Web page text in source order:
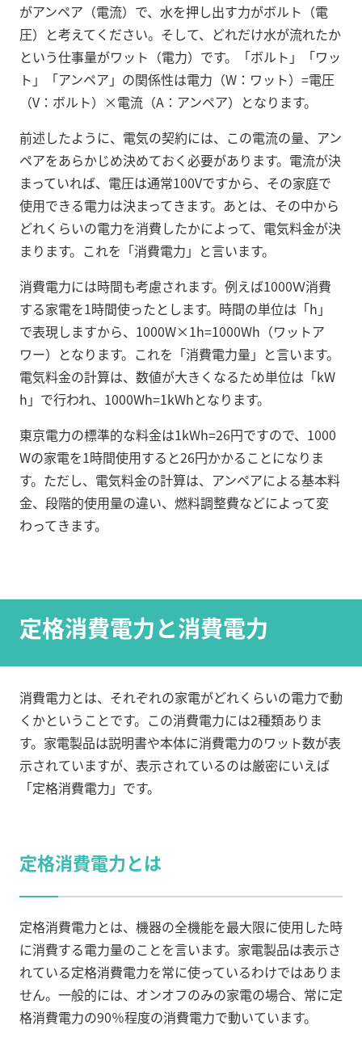
がアンペア（電流）で、水を押し出す力がボルト（電
圧）と考えてください。そして、どれだけ水が流れたか
という仕事量がワット（電力）です。「ボルト」「ワッ
ト」「アンペア」の関係性は電力（W：ワット）=電圧
（V：ボルト）×電流（A：アンペア）となります。
前述したように、電気の契約には、この電流の量、アン
ペアをあらかじめ決めておく必要があります。電流が決
まっていれば、電圧は通常100Vですから、その家庭で
使用できる電力は決まってきます。あとは、その中から
どれくらいの電力を消費したかによって、電気料金が決
まります。これを「消費電力」と言います。
消費電力には時間も考慮されます。例えば1000Ｗ消費
する家電を1時間使ったとします。時間の単位は「h」
で表現しますから、1000W×1h=1000Wh（ワットア
ワー）となります。これを「消費電力量」と言います。
電気料金の計算は、数値が大きくなるため単位は「kW
h」で行われ、1000Wh=1kWhとなります。
東京電力の標準的な料金は1kWh=26円ですので、1000
Wの家電を1時間使用すると26円かかることになりま
す。ただし、電気料金の計算は、アンペアによる基本料
金、段階的使用量の違い、燃料調整費などによって変
わってきます。
定格消費電力と消費電力
消費電力とは、それぞれの家電がどれくらいの電力で動
くかということです。この消費電力には2種類ありま
す。家電製品は説明書や本体に消費電力のワット数が表
示されていますが、表示されているのは厳密にいえば
「定格消費電力」です。
定格消費電力とは
定格消費電力とは、機器の全機能を最大限に使用した時
に消費する電力量のことを言います。家電製品は表示さ
れている定格消費電力を常に使っているわけではありま
せん。一般的には、オンオフのみの家電の場合、常に定
格消費電力の90％程度の消費電力で動いています。